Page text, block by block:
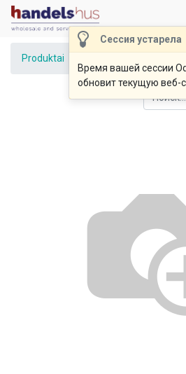
Сессия устарела
Время вашей сессии
обновит текущую веб-
Produktai